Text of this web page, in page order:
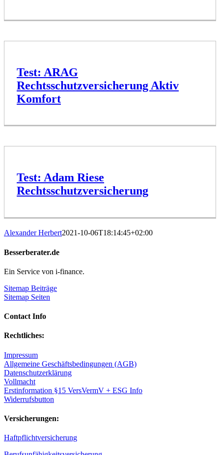
Test: ARAG
Rechtsschutzversicherung Aktiv
Komfort
Test: Adam Riese
Rechtsschutzversicherung
Alexander Herbert2021-10-06T18:14:45+02:00
Besserberater.de
Ein Service von i-finance.
Sitemap Beiträge
Sitemap Seiten
Contact Info
Rechtliches:
Impressum
Allgemeine Geschäftsbedingungen (AGB)
Datenschutzerklärung
Vollmacht
Erstinformation §15 VersVermV + ESG Info
Widerrufsbutton
Versicherungen:
Haftpflichtversicherung